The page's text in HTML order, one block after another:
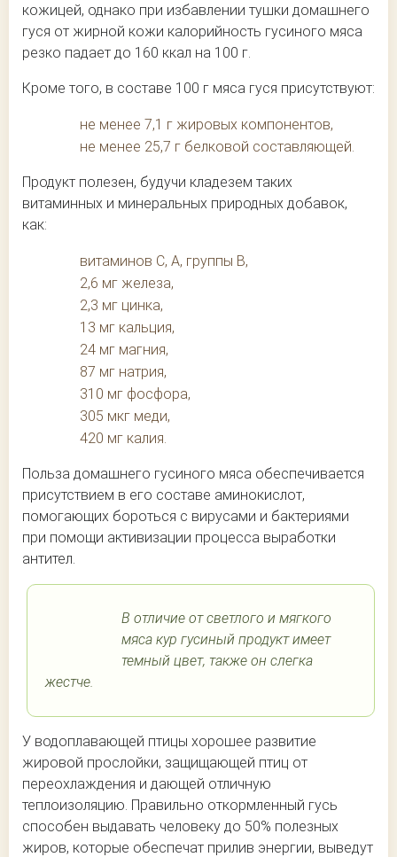
кожицей, однако при избавлении тушки домашнего
гуся от жирной кожи калорийность гусиного мяса
резко падает до 160 ккал на 100 г.
Кроме того, в составе 100 г мяса гуся присутствуют:
не менее 7,1 г жировых компонентов,
не менее 25,7 г белковой составляющей.
Продукт полезен, будучи кладезем таких
витаминных и минеральных природных добавок,
как:
витаминов С, А, группы В,
2,6 мг железа,
2,3 мг цинка,
13 мг кальция,
24 мг магния,
87 мг натрия,
310 мг фосфора,
305 мкг меди,
420 мг калия.
Польза домашнего гусиного мяса обеспечивается
присутствием в его составе аминокислот,
помогающих бороться с вирусами и бактериями
при помощи активизации процесса выработки
антител.
В отличие от светлого и мягкого
мяса кур гусиный продукт имеет
темный цвет, также он слегка
жестче.
У водоплавающей птицы хорошее развитие
жировой прослойки, защищающей птиц от
переохлаждения и дающей отличную
теплоизоляцию. Правильно откормленный гусь
способен выдавать человеку до 50% полезных
жиров, которые обеспечат прилив энергии, выведут